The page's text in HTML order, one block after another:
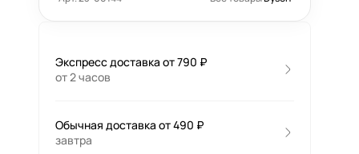
Экспресс доставка от 790 ₽
от 2 часов
Обычная доставка от 490 ₽
завтра